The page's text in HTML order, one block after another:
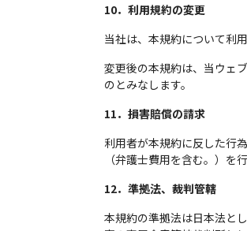
10．利用規約の変更
当社は、本規約について利
変更後の本規約は、当ウェ
のとみなします。
11．損害賠償の請求
利用者が本規約に反した行
（弁護士費用を含む。）を
12．準拠法、裁判管轄
本規約の準拠法は日本法と